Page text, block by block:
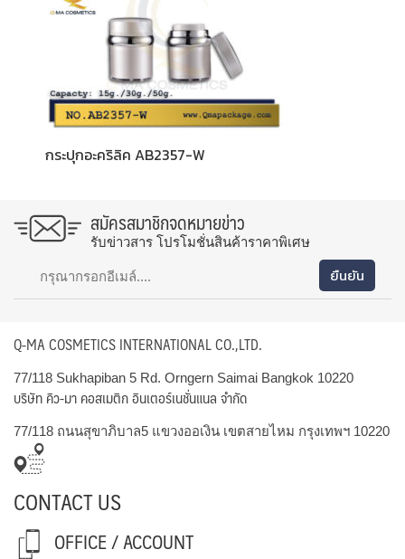
กระปุกอะคริลิค AB2357-W
สมัครสมาชิกจดหมายข่าว
รับข่าวสาร โปรโมชั่นสินค้าราคาพิเศษ
Q-MA COSMETICS INTERNATIONAL CO.,LTD.
77/118 Sukhapiban 5 Rd. Orngern Saimai Bangkok 10220
บริษัท คิว-มา คอสเมติก อินเตอร์เนชั่นแนล จำกัด
77/118 ถนนสุขาภิบาล5 แขวงออเงิน เขตสายไหม กรุงเทพฯ 10220
CONTACT US
OFFICE / ACCOUNT